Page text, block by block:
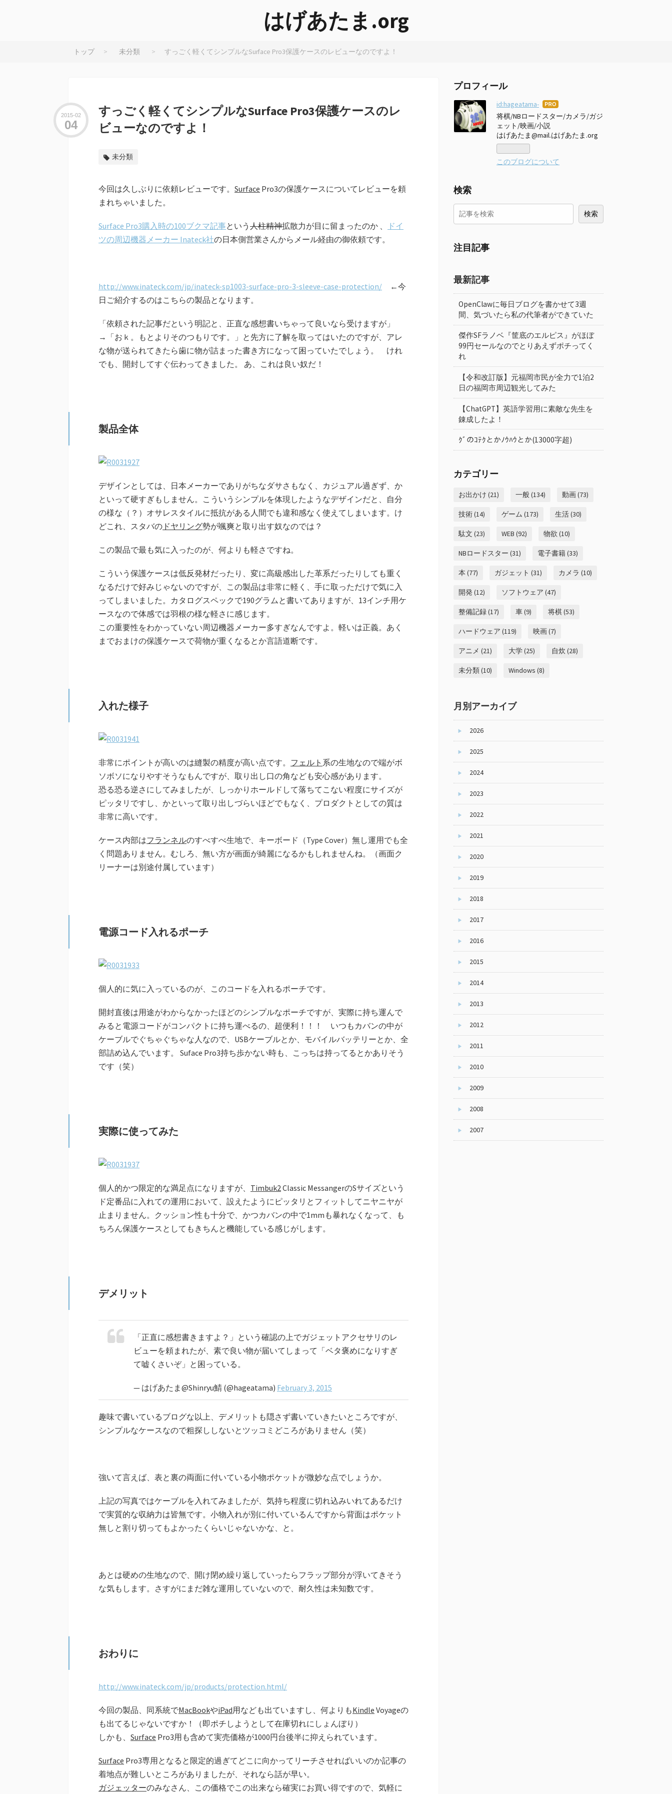
はげあたま.org
トップ > 未分類 > すっごく軽くてシンプルなSurface Pro3保護ケースのレビューなのですよ！
2015 02
04
すっごく軽くてシンプルなSurface Pro3保護ケースのレ
ビューなのですよ！
未分類
今回は久しぶりに依頼レビューです。 Surface Pro3の保護ケースについてレビューを頼
まれちゃいました。
Surface Pro3購入時の100ブクマ記事という 人柱精神拡散力が目に留まったのか 、
ドイ
ツの周辺機器メーカー Inateck社の日本側営業さんからメール経由の御依頼です。
http://www.inateck.com/jp/inateck-sp1003-surface-pro-3-sleeve-case-protection/ ←今
日ご紹介するのはこちらの製品となります。
「依頼された記事だという明記と、正直な感想書いちゃって良いなら受けますが」
→「おｋ。もとよりそのつもりです。」と先方に了解を取ってはいたのですが、アレ
な物が送られてきたら歯に物が詰まった書き方になって困っていたでしょう。 けれ
でも、開封してすぐ伝わってきました。 あ、これは良い奴だ！
製品全体
デザインとしては、日本メーカーでありがちなダサさもなく、カジュアル過ぎず、か
といって硬すぎもしません。こういうシンプルを体現したようなデザインだと、自分
の様な（？）オサレスタイルに抵抗がある人間でも違和感なく使えてしまいます。け
どこれ、スタバの ドヤリング勢が颯爽と取り出す奴なのでは？
この製品で最も気に入ったのが、何よりも軽さですね。
こういう保護ケースは低反発材だったり、変に高級感出した革系だったりしても重く
なるだけで好みじゃないのですが、この製品は非常に軽く、手に取っただけで気に入
ってしまいました。カタログスペックで190グラムと書いてありますが、13インチ用ケ
ースなので体感では羽根の様な軽さに感じます。
この重要性をわかっていない周辺機器メーカー多すぎなんですよ。軽いは正義。あく
までおまけの保護ケースで荷物が重くなるとか言語道断です。
入れた様子
非常にポイントが高いのは縫製の精度が高い点です。 フェルト 系の生地なので端がボ
ソボソになりやすそうなもんですが、取り出し口の角なども安心感があります。
恐る恐る逆さにしてみましたが、しっかりホールドして落ちてこない程度にサイズが
ピッタリですし、かといって取り出しづらいほどでもなく、プロダクトとしての質は
非常に高いです。
ケース内部はフランネルのすべすべ生地で、キーボード（Type Cover）無し運用でも全
く問題ありません。むしろ、無い方が画面が綺麗になるかもしれませんね。（画面ク
リーナーは別途付属しています）
電源コード入れるポーチ
個人的に気に入っているのが、このコードを入れるポーチです。
開封直後は用途がわからなかったほどのシンプルなポーチですが、実際に持ち運んで
みると電源コードがコンパクトに持ち運べるの、超便利！！！ いつもカバンの中が
ケーブルでぐちゃぐちゃな人なので、USBケーブルとか、モバイルバッテリーとか、全
部詰め込んでいます。 Suface Pro3持ち歩かない時も、こっちは持ってるとかありそう
です（笑）
実際に使ってみた
個人的かつ限定的な満足点になりますが、 Timbuk2Classic MessangerのSサイズという
ド定番品に入れての運用において、設えたようにピッタリとフィットしてニヤニヤが
止まりません。クッション性も十分で、かつカバンの中で1mmも暴れなくなって、も
ちろん保護ケースとしてもきちんと機能している感じがします。
デメリット
「正直に感想書きますよ？」という確認の上でガジェットアクセサリのレ
ビューを頼まれたが、素で良い物が届いてしまって「ベタ褒めになりすぎ
て嘘くさいぞ」と困っている。
— はげあたま@Shinryu鯖 (@hageatama) February 3, 2015
趣味で書いているブログな以上、デメリットも隠さず書いていきたいところですが、
シンプルなケースなので粗探ししないとツッコミどころがありません（笑）
強いて言えば、表と裏の両面に付いている小物ポケットが微妙な点でしょうか。
上記の写真ではケーブルを入れてみましたが、気持ち程度に切れ込みいれてあるだけ
で実質的な収納力は皆無です。小物入れが別に付いているんですから背面はポケット
無しと割り切ってもよかったくらいじゃないかな、と。
あとは硬めの生地なので、開け閉め繰り返していったらフラップ部分が浮いてきそう
な気もします。さすがにまだ雑な運用していないので、耐久性は未知数です。
おわりに
http://www.inateck.com/jp/products/protection.html/
今回の製品、同系統でMacBookやiPad用なども出ていますし、何よりもKindle Voyageの
も出てるじゃないですか！（即ポチしようとして在庫切れにしょんぼり）
しかも、 Surface Pro3用も含めて実売価格が1000円台後半に抑えられています。
Surface Pro3専用となると限定的過ぎてどこに向かってリーチさせればいいのか記事の
着地点が難しいところがありましたが、それなら話が早い。
ガジェッターのみなさん、この価格でこの出来なら確実にお買い得ですので、気軽に
プロフィール
id:hageatama- はて
なブ
ログ
Pro
将棋/NBロードスター/カメラ/ガジ
ェット/映画/小説
はげあたま@mail.はげあたま.org
このブログについて
検索
注目記事
最新記事
OpenClawに毎日ブログを書かせて3週
間、気づいたら私の代筆者ができていた
傑作SFラノベ『筐底のエルピス』がほぼ
99円セールなのでとりあえずポチってく
れ
【令和改訂版】元福岡市民が全力で1泊2
日の福岡市周辺観光してみた
【ChatGPT】英語学習用に素敵な先生を
錬成したよ！
ｸﾞのｺﾃｸとかﾉｳﾊｳとか(13000字超)
カテゴリー
お出かけ (21) 一般 (134) 動画 (73)
技術 (14) ゲーム (173) 生活 (30)
駄文 (23) WEB (92) 物欲 (10)
NBロードスター (31) 電子書籍 (33)
本 (77) ガジェット (31) カメラ (10)
開発 (12) ソフトウェア (47)
整備記録 (17) 車 (9) 将棋 (53)
ハードウェア (119) 映画 (7)
アニメ (21) 大学 (25) 自炊 (28)
未分類 (10) Windows (8)
月別アーカイブ
▶ 2026
▶ 2025
▶ 2024
▶ 2023
▶ 2022
▶ 2021
▶ 2020
▶ 2019
▶ 2018
▶ 2017
▶ 2016
▶ 2015
▶ 2014
▶ 2013
▶ 2012
▶ 2011
▶ 2010
▶ 2009
▶ 2008
▶ 2007